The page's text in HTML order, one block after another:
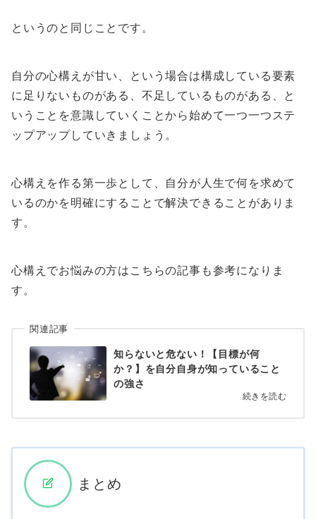
というのと同じことです。
自分の心構えが甘い、という場合は構成している要素
に足りないものがある、不足しているものがある、と
いうことを意識していくことから始めて一つ一つステ
ップアップしていきましょう。
心構えを作る第一歩として、自分が人生で何を求めて
いるのかを明確にすることで解決できることがありま
す。
心構えでお悩みの方はこちらの記事も参考になりま
す。
関連記事
知らないと危ない！【目標が何
か？】を自分自身が知っていること
の強さ
続きを読む
まとめ